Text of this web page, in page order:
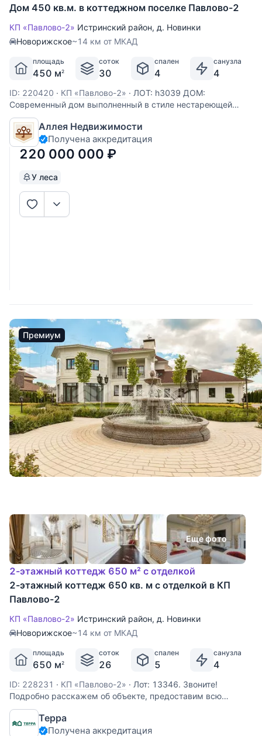
Дом 450 кв.м. в коттеджном поселке Павлово-2
КП «Павлово-2» Истринский район, д. Новинки
Новорижское~14 км от МКАД
площадь
450 м2
соток
30
спален
4
санузла
4
ID: 220420 · КП «Павлово-2» · ЛОТ: h3039 ДОМ:
Современный дом выполненный в стиле нестареющей
классики. Дом выполнен под ключ с мебелью. Мебель от
мировых производителей, высокого качества. В
совмещенной зоне гостиной и столовой установлен камин и
есть выход на крытую
Аллея Недвижимости
Получена аккредитация
220 000 000 ₽
У леса
Премиум
Еще фото
2-этажный коттедж 650 м² с отделкой
2-этажный коттедж 650 кв. м с отделкой в КП
Павлово-2
КП «Павлово-2» Истринский район, д. Новинки
Новорижское~14 км от МКАД
площадь
650 м2
соток
26
спален
5
санузла
4
ID: 228231 · КП «Павлово-2» · Лот: 13346. Звоните!
Подробно расскажем об объекте, предоставим всю
необходимую информацию и оперативно покажем!
Терра
Получена аккредитация